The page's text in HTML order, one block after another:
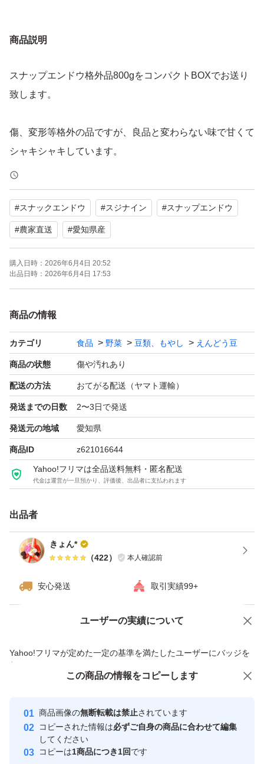
商品説明
スナップエンドウ格外品800gをコンパクトBOXでお送り
致します。
傷、変形等格外の品ですが、良品と変わらない味で甘くて
シャキシャキしています。
#スナックエンドウ #スジナイン #スナップエンドウ
#農家直送 #愛知県産
購入日時： 2026年6月4日 20:52
出品日時： 2026年6月4日 17:53
商品の情報
カテゴリ 食品 野菜 豆類、もやし えんどう豆
商品の状態 傷や汚れあり
配送の方法 おてがる配送（ヤマト運輸）
発送までの日数 2〜3日で発送
発送元の地域 愛知県
商品ID z621016644
Yahoo!フリマは全品送料無料・匿名配送
代金は運営が一旦預かり、評価後、出品者に支払われます
出品者
きょん*
（422） 本人確認前
安心発送 取引実績99+
ユーザーの実績について
Yahoo!フリマが定めた一定の基準を満たしたユーザーにバッジを
付与しています
安心取引出品者
心・安全なユーザーです
取引実績
価格の相談 商品への質問
この商品の情報をコピーします
商品画像の無断転載は禁止されています
コピーされた情報は必ずご自身の商品に合わせて編集
してください
コピーは1商品につき1回です
この商品をみている人にオススメ